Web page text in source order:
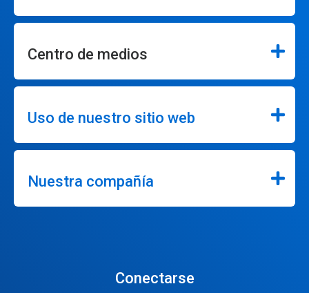
Centro de medios
Uso de nuestro sitio web
Nuestra compañía
Conectarse